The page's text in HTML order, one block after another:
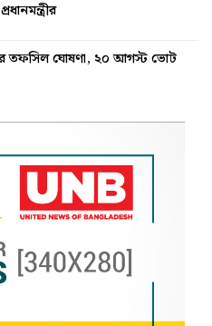
তফসিল ঘোষণা, ২০ আগস্ট ভোট